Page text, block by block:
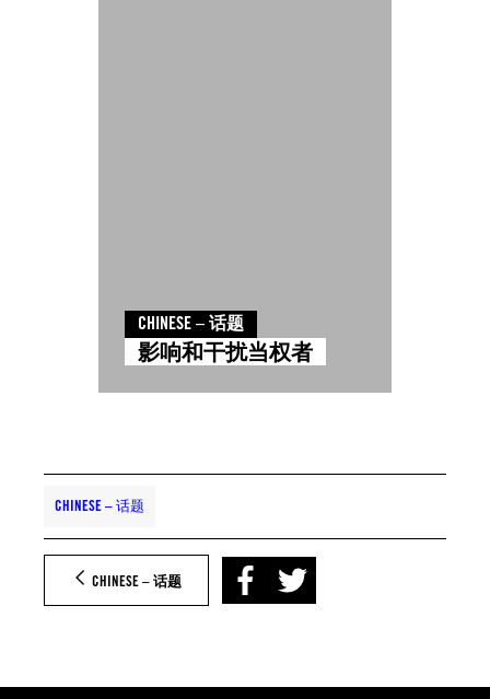
CHINESE – 话题
影响和干扰当权者
CHINESE – 话题
CHINESE – 话题